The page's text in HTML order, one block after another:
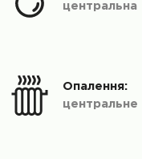
центральна
центральне
Опалення: